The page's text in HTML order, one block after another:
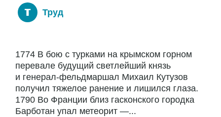
Труд
1774 В бою с турками на крымском горном
перевале будущий светлейший князь
и генерал-фельдмаршал Михаил Кутузов
получил тяжелое ранение и лишился глаза.
1790 Во Франции близ гасконского городка
Барботан упал метеорит —...